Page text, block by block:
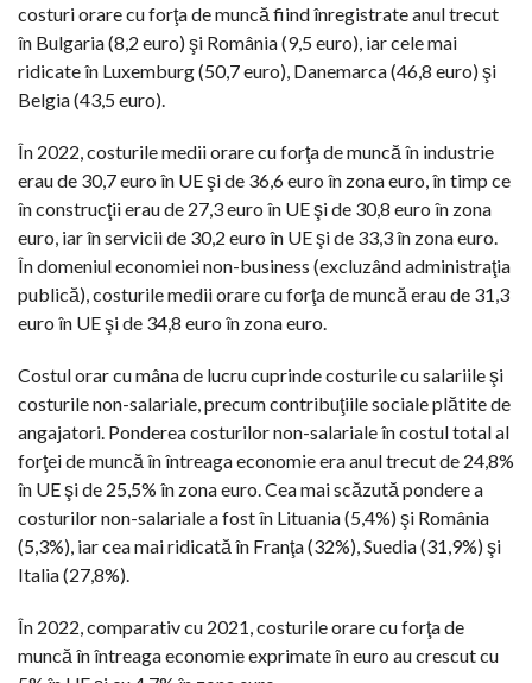
costuri orare cu forţa de muncă fiind înregistrate anul trecut
în Bulgaria (8,2 euro) şi România (9,5 euro), iar cele mai
ridicate în Luxemburg (50,7 euro), Danemarca (46,8 euro) şi
Belgia (43,5 euro).
În 2022, costurile medii orare cu forţa de muncă în industrie
erau de 30,7 euro în UE şi de 36,6 euro în zona euro, în timp ce
în construcţii erau de 27,3 euro în UE şi de 30,8 euro în zona
euro, iar în servicii de 30,2 euro în UE şi de 33,3 în zona euro.
În domeniul economiei non-business (excluzând administraţia
publică), costurile medii orare cu forţa de muncă erau de 31,3
euro în UE şi de 34,8 euro în zona euro.
Costul orar cu mâna de lucru cuprinde costurile cu salariile şi
costurile non-salariale, precum contribuţiile sociale plătite de
angajatori. Ponderea costurilor non-salariale în costul total al
forţei de muncă în întreaga economie era anul trecut de 24,8%
în UE şi de 25,5% în zona euro. Cea mai scăzută pondere a
costurilor non-salariale a fost în Lituania (5,4%) şi România
(5,3%), iar cea mai ridicată în Franţa (32%), Suedia (31,9%) şi
Italia (27,8%).
În 2022, comparativ cu 2021, costurile orare cu forţa de
muncă în întreaga economie exprimate în euro au crescut cu